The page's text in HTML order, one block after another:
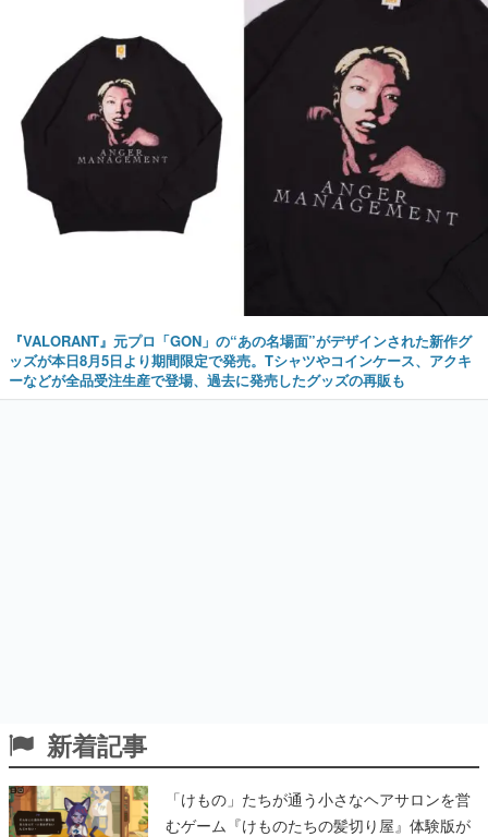
『VALORANT』元プロ「GON」の“あの名場面”がデザインされた新作グ
ッズが本日8月5日より期間限定で発売。Tシャツやコインケース、アクキ
ーなどが全品受注生産で登場、過去に発売したグッズの再販も
新着記事
「けもの」たちが通う小さなヘアサロンを営
むゲーム『けものたちの髪切り屋』体験版が